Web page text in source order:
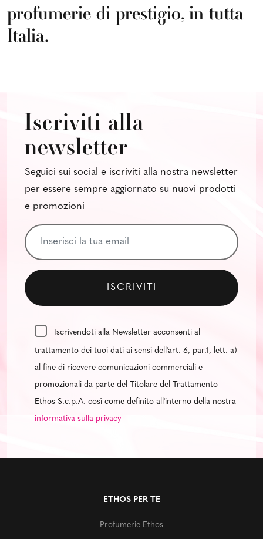
profumerie di prestigio, in tutta
Italia.
Iscriviti alla
newsletter
Seguici sui social e iscriviti alla nostra newsletter
per essere sempre aggiornato su nuovi prodotti
e promozioni
Iscrivendoti alla Newsletter acconsenti al
trattamento dei tuoi dati ai sensi dell'art. 6, par.1, lett. a)
al fine di ricevere comunicazioni commerciali e
promozionali da parte del Titolare del Trattamento
Ethos S.c.p.A. così come definito all'interno della nostra
informativa sulla privacy
ETHOS PER TE
Profumerie Ethos